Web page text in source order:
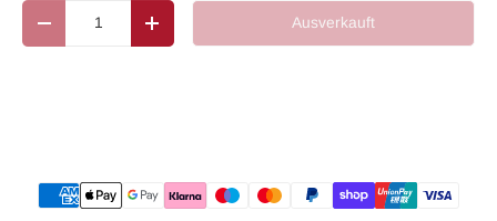
Menge verringernMenge erhöhen Ausverkauft
Zahlungsmethoden